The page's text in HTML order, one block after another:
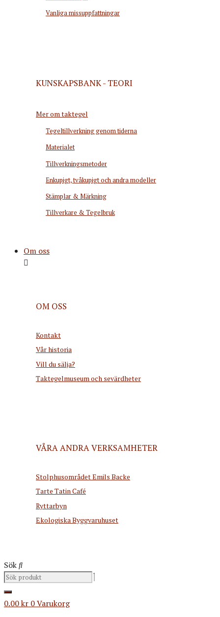
Vanliga missuppfattningar
KUNSKAPSBANK - TEORI
Mer om taktegel
Tegeltillverkning genom tiderna
Materialet
Tillverkningsmetoder
Enkupigt, tvåkupigt och andra modeller
Stämplar & Märkning
Tillverkare & Tegelbruk
Om oss
OM OSS
Kontakt
Vår historia
Vill du sälja?
Taktegelmuseum och sevärdheter
VÅRA ANDRA VERKSAMHETER
Stolphusområdet Emils Backe
Tarte Tatin Café
Ryttarbyn
Ekologiska Byggvaruhuset
Sök
0.00kr 0Varukorg